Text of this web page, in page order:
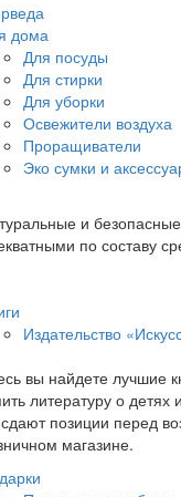
дома
Для посуды
Для стирки
Для уборки
Освежители воздуха
Проращиватели
Эко сумки и
и
по составу
Издательство
вы найдете лучшие
литературу о
позиции перед
магазине.